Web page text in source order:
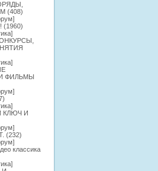
(408)
]
(1960)
]
]
ФИЛЬМЫ
]
]
КЛЮЧ И
]
(232)
]
классика
]